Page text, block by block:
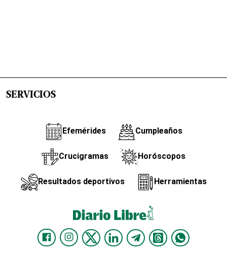
SERVICIOS
Efemérides Cumpleaños
Crucigramas Horóscopos
Resultados deportivos Herramientas